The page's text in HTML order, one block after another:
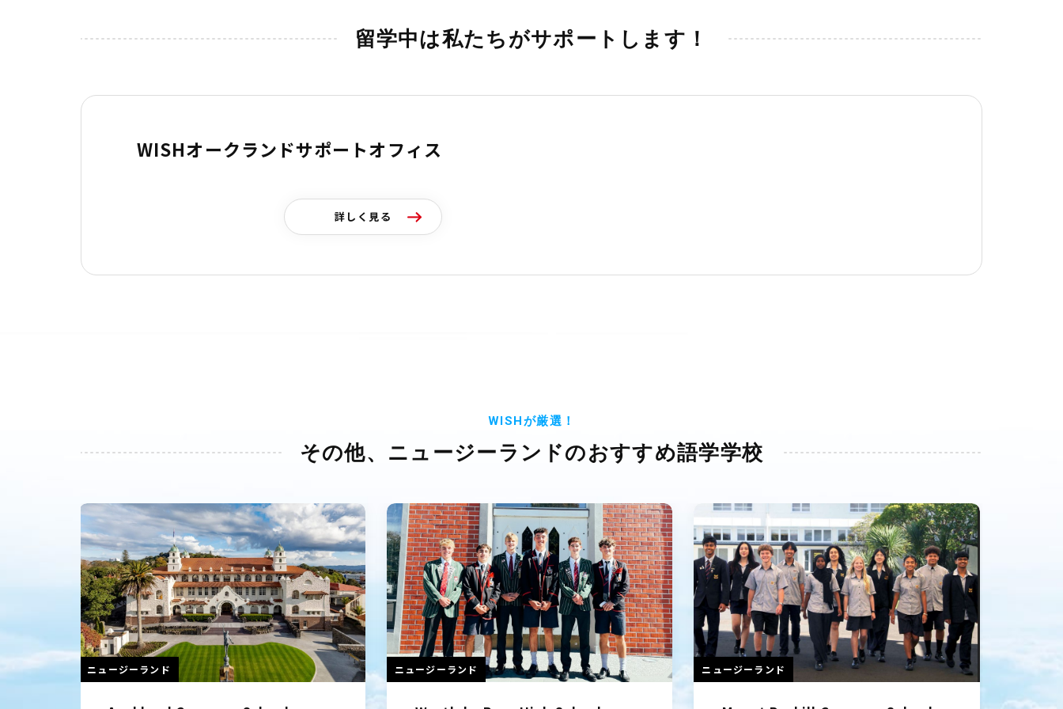
留学中は私たちがサポートします！
WISHオークランドサポートオフィス
詳しく見る
WISHが厳選！
その他、ニュージーランドのおすすめ語学学校
ニュージーランド ニュージーランド ニュージーランド ニュージ